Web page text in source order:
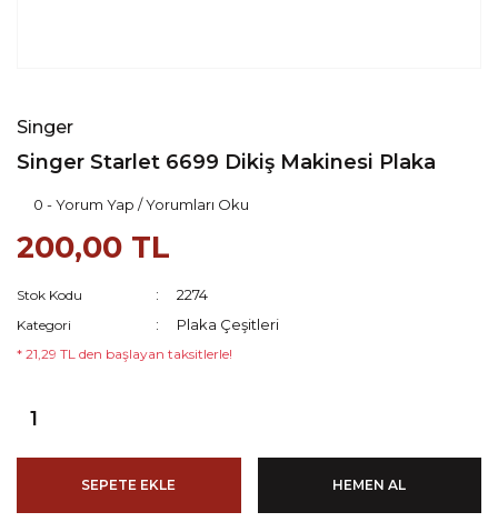
Singer
Singer Starlet 6699 Dikiş Makinesi Plaka
0 - Yorum Yap / Yorumları Oku
200,00 TL
Stok Kodu 2274
Kategori Plaka Çeşitleri
* 21,29 TL den başlayan taksitlerle!
SEPETE EKLE HEMEN AL